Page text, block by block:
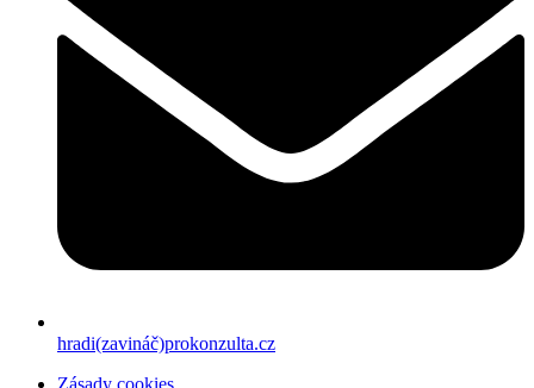
hradi(zavináč)prokonzulta.cz
Zásady cookies